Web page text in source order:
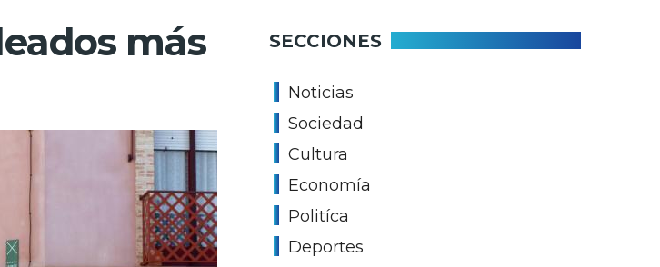
más
SECCIONES
Noticias
Sociedad
Cultura
Economía
Politíca
Deportes